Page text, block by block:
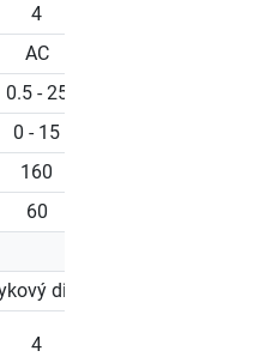
4
AC
0.5 - 25
0 - 15
160
60
displej
4